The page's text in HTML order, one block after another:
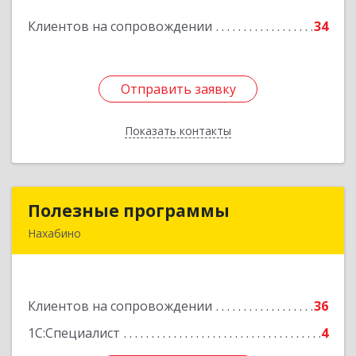
Клиентов на сопровождении 34
Отправить заявку
Показать контакты
Подробнее
Отправить заявку
Назад
Полезные программы
Нахабино
Клиентов на сопровождении
36
1С:Специалист
4
Полезные программы
Подробнее